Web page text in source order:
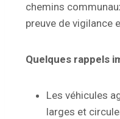
chemins
preuve de vigilance
Quelques rappels
Les véhicules
larges et